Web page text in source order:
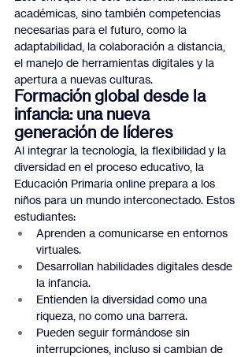
académicas, sino también competencias
necesarias para el futuro, como la
adaptabilidad, la colaboración a distancia,
el manejo de herramientas digitales y la
apertura a nuevas culturas.
Formación global desde la
infancia: una nueva
generación de líderes
Al integrar la tecnología, la flexibilidad y la
diversidad en el proceso educativo, la
Educación Primaria online prepara a los
niños para un mundo interconectado. Estos
estudiantes:
Aprenden a comunicarse en entornos
virtuales.
Desarrollan habilidades digitales desde
la infancia.
Entienden la diversidad como una
riqueza, no como una barrera.
Pueden seguir formándose sin
interrupciones, incluso si cambian de